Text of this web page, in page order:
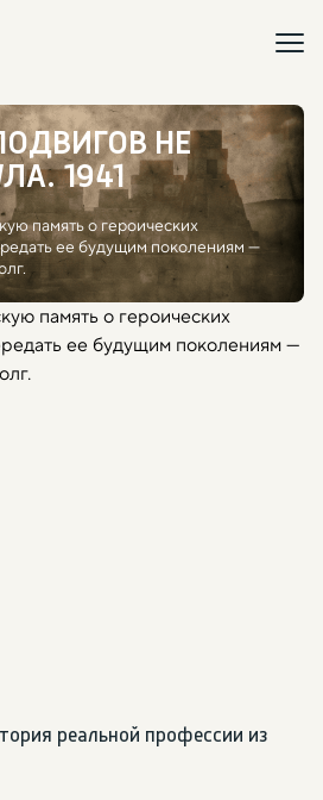
НЕ
1941
память о героических
ее будущим поколениям —
память о героических
ее будущим поколениям —
реальной профессии из